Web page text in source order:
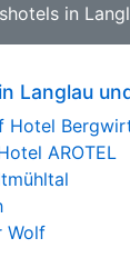
in
Langlau
Hotel
AROTEL
Wolf